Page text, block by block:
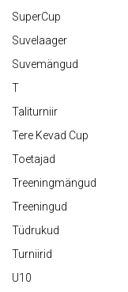
SuperCup
Suvelaager
Suvemängud
T
Taliturniir
Tere Kevad Cup
Toetajad
Treeningmängud
Treeningud
Tüdrukud
Turniirid
U10